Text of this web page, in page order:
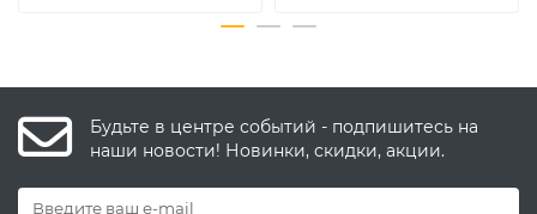
Будьте в центре событий - подпишитесь на
наши новости! Новинки, скидки, акции.